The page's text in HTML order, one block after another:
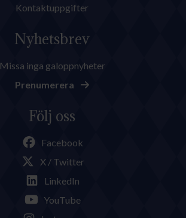
Kontaktuppgifter
Nyhetsbrev
Missa inga galoppnyheter
Prenumerera
Följ oss
Facebook
X / Twitter
LinkedIn
YouTube